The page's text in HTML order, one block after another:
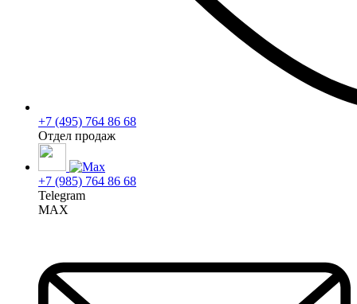
+7 (495) 764 86 68
Отдел продаж
+7 (985) 764 86 68
Telegram
MAX